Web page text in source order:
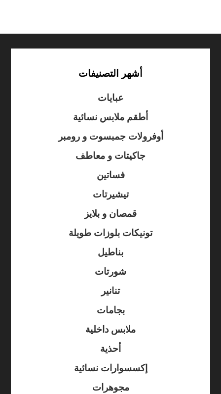
أشهر التصنيفات
عبايات
أطقم ملابس نسائية
أوفرولات جمبسوت و رومبر
جاكيتات و معاطف
فساتين
تيشيرتات
قمصان و بلايز
تونيكات بلوزات طويلة
بناطيل
شورتات
تنانير
بجامات
ملابس داخلية
أحذية
إكسسوارات نسائية
مجوهرات